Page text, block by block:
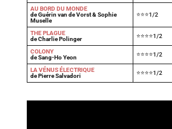
AU BORD DU MONDE
de Guérin van de Vorst & Sophie
Muselle
⭐⭐⭐1/2
THE PLAGUE
de Charlie Polinger
⭐⭐⭐⭐1/2
COLONY
de Sang-Ho Yeon
⭐⭐⭐⭐1/2
LA VÉNUS ÉLECTRIQUE
de Pierre Salvadori
⭐⭐⭐⭐1/2